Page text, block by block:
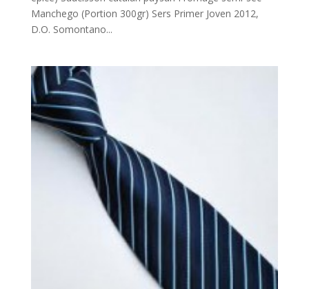
Manchego (Portion 300gr) Sers Primer Joven 2012,
D.O. Somontano...